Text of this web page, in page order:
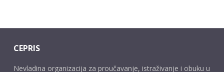
CEPRIS
Nevladina organizacija za proučavanje, istraživanje i obuku u